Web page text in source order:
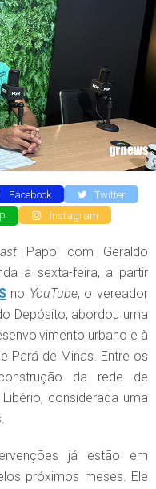
Facebook
Twitter
Instagram
Papo com Geraldo
a sexta-feira, a partir
no YouTube, o vereador
Depósito, abordou uma
urbano e à
Pará de Minas. Entre os
da rede de
considerada uma
já estão em
próximos meses. Ele